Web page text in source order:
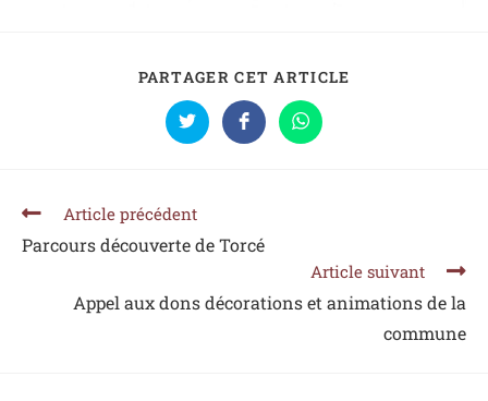
PARTAGER CET ARTICLE
Article précédent
Parcours découverte de Torcé
Article suivant
Appel aux dons décorations et animations de la
commune